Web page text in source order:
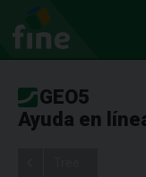
GEO5
Ayuda en